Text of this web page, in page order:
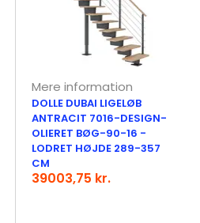
Mere information
DOLLE DUBAI LIGELØB
ANTRACIT 7016-DESIGN-
OLIERET BØG-90-16 -
LODRET HØJDE 289-357
CM
39003,75 kr.